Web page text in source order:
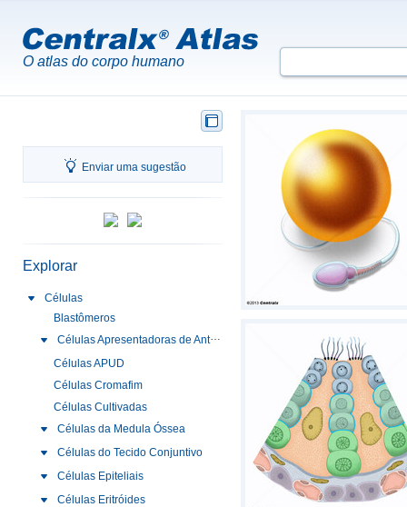
O atlas do corpo humano
Enviar uma sugestão
Explorar
Células
Blastômeros
Células Apresentadoras de Antígenos
Células APUD
Células Cromafim
Células Cultivadas
Células da Medula Óssea
Células do Tecido Conjuntivo
Células Epiteliais
Células Eritróides